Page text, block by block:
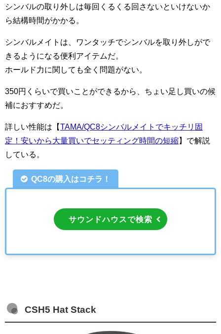
シンバルの取り外しは毎回くるくる回さないといけないか
ら結構時間がかかる。
シンバルメイトは、ワンタッチでシンバルを取り外しがで
きるようになる便利アイテムだ。
ホールド力に関しても全く問題がない。
350円くらいで買いことができるから、ちょい足し買いの候
補におすすめだ。
詳しい性能は【TAMA/QC8シンバルメイトでキッチリ固
定！安いから大量買いでセッティング時間の短縮】で解説
している。
QC8の購入はコチラ！
サウンドハウスで検索
CSH5 Hat Stack